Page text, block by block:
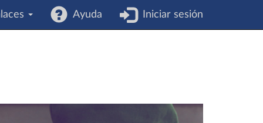
Ayuda Iniciar sesión